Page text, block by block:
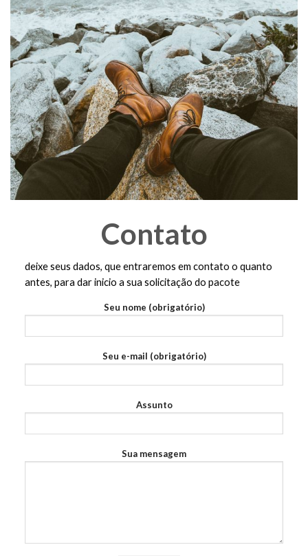
Contato
deixe seus dados, que entraremos em contato o quanto
antes, para dar inicio a sua solicitação do pacote
Seu nome (obrigatório)
Seu e-mail (obrigatório)
Assunto
Sua mensagem